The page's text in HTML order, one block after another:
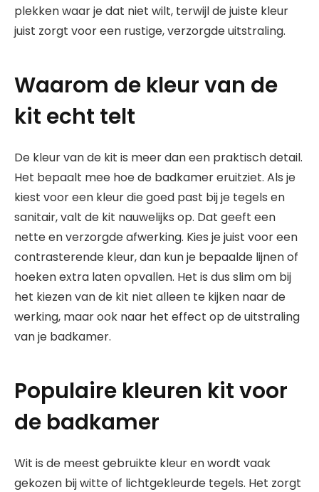
plekken waar je dat niet wilt, terwijl de juiste kleur
juist zorgt voor een rustige, verzorgde uitstraling.
Waarom de kleur van de
kit echt telt
De kleur van de kit is meer dan een praktisch detail.
Het bepaalt mee hoe de badkamer eruitziet. Als je
kiest voor een kleur die goed past bij je tegels en
sanitair, valt de kit nauwelijks op. Dat geeft een
nette en verzorgde afwerking. Kies je juist voor een
contrasterende kleur, dan kun je bepaalde lijnen of
hoeken extra laten opvallen. Het is dus slim om bij
het kiezen van de kit niet alleen te kijken naar de
werking, maar ook naar het effect op de uitstraling
van je badkamer.
Populaire kleuren kit voor
de badkamer
Wit is de meest gebruikte kleur en wordt vaak
gekozen bij witte of lichtgekleurde tegels. Het zorgt